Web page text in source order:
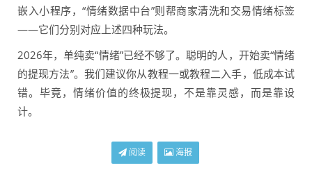
嵌入小程序，“情绪数据中台”则帮商家清洗和交易情绪标签
——它们分别对应上述四种玩法。
2026年，单纯卖“情绪”已经不够了。聪明的人，开始卖“情绪
的提现方法”。我们建议你从教程一或教程二入手，低成本试
错。毕竟，情绪价值的终极提现，不是靠灵感，而是靠设
计。
阅读 海报